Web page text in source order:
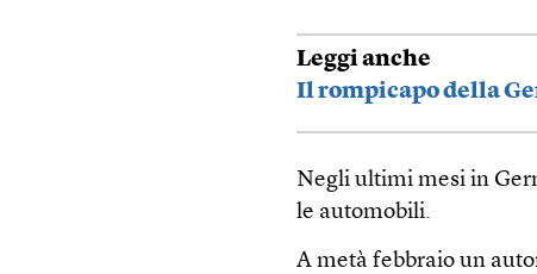
Leggi anche
Il rompicapo della
Negli ultimi mesi in
le automobili.
A metà febbraio un